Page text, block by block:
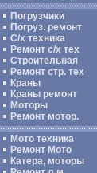
Погрузчики
Погруз. ремонт
С/х техника
Ремонт с/х тех
Строительная
Ремонт стр. тех
Краны
Краны ремонт
Моторы
Ремонт мотор.
Мото техника
Ремонт Мото
Катера, моторы